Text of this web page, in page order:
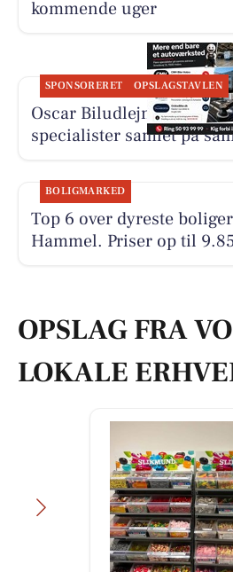
kommende uger
SPONSORERET OPSLAGSTAVLEN
Oscar Biludlejning
specialister samlet på
BOLIGMARKED
Top 6 over dyreste
Hammel. Priser op til
OPSLAG FRA
LOKALE